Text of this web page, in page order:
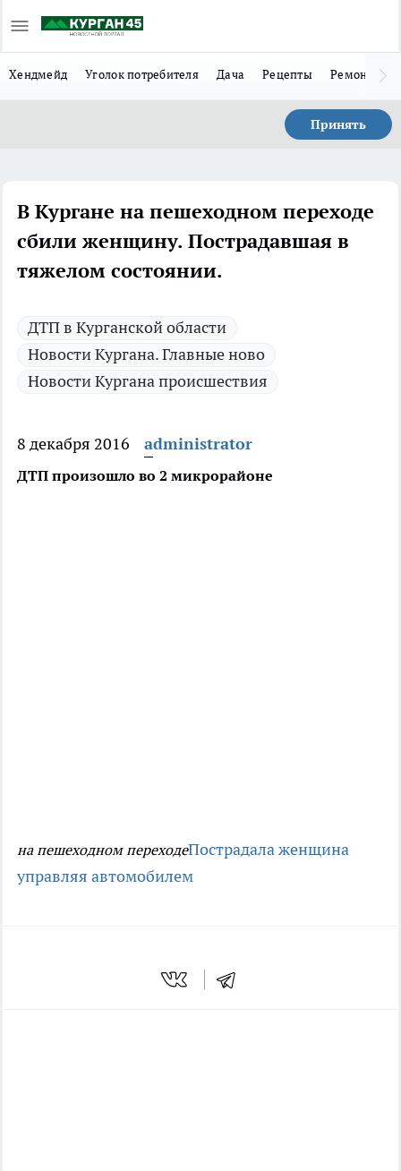
Хендмейд Уголок потребителя Дача Рецепты Ремонт
Принять
В Кургане на пешеходном переходе
сбили женщину. Пострадавшая в
тяжелом состоянии.
ДТП в Курганской области
Новости Кургана. Главные ново
Новости Кургана происшествия
8 декабря 2016 administrator
ДТП произошло во 2 микрорайоне
на пешеходном переходеПострадала женщина
управляя автомобилем